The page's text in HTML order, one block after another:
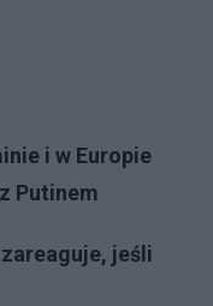
i w Europie
Putinem
jeśli